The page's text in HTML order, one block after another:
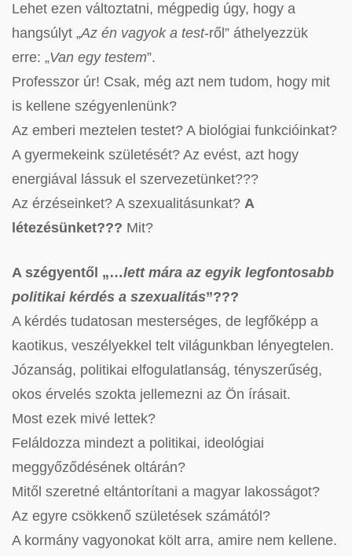
Lehet ezen változtatni, mégpedig úgy, hogy a
hangsúlyt „Az én vagyok a test-ről” áthelyezzük
erre: „Van egy testem”.
Professzor úr! Csak, még azt nem tudom, hogy mit
is kellene szégyenlenünk?
Az emberi meztelen testet? A biológiai funkcióinkat?
A gyermekeink születését? Az evést, azt hogy
energiával lássuk el szervezetünket???
Az érzéseinket? A szexualitásunkat? A
létezésünket??? Mit?
A szégyentől „…lett mára az egyik legfontosabb
politikai kérdés a szexualitás”???
A kérdés tudatosan mesterséges, de legfőképp a
kaotikus, veszélyekkel telt világunkban lényegtelen.
Józanság, politikai elfogulatlanság, tényszerűség,
okos érvelés szokta jellemezni az Ön írásait.
Most ezek mivé lettek?
Feláldozza mindezt a politikai, ideológiai
meggyőződésének oltárán?
Mitől szeretné eltántorítani a magyar lakosságot?
Az egyre csökkenő születések számától?
A kormány vagyonokat költ arra, amire nem kellene.